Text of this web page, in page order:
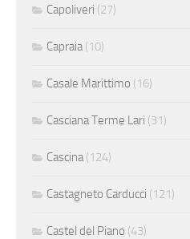
Capoliveri (27)
Capraia(10)
Casale Marittimo (16)
Casciana Terme Lari (31)
Cascina(124)
Castagneto Carducci (121)
Castel del Piano (43)